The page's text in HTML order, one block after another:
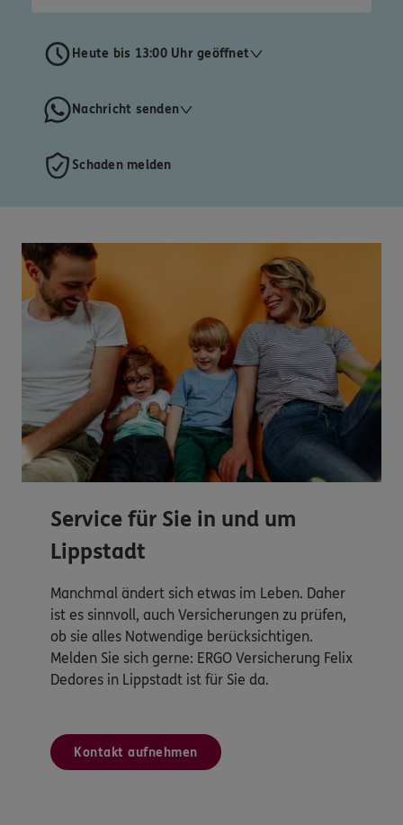
Heute bis 13:00 Uhr geöffnet
Nachricht senden
Schaden melden
Service für Sie in und um
Lippstadt
Manchmal ändert sich etwas im Leben. Daher
ist es sinnvoll, auch Versicherungen zu prüfen,
ob sie alles Notwendige berücksichtigen.
Melden Sie sich gerne: ERGO Versicherung Felix
Dedores in Lippstadt ist für Sie da.
Kontakt aufnehmen